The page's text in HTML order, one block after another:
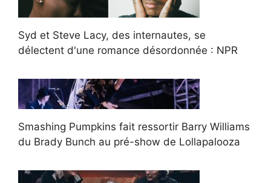
Syd et Steve Lacy, des internautes, se
délectent d'une romance désordonnée : NPR
Smashing Pumpkins fait ressortir Barry Williams
du Brady Bunch au pré-show de Lollapalooza